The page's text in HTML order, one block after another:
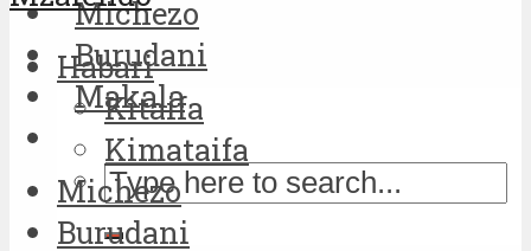
Michezo
Burudani
Makala
Habari
Kitaifa
Kimataifa
Michezo
Burudani